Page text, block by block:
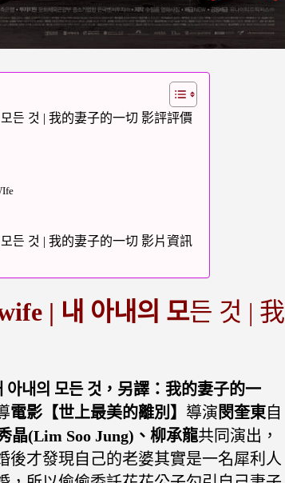
든 것 | 我的妻子的一切 影評評價
든 것 | 我的妻子的一切 影片資訊
| 내 아내의 모든 것 | 我
내의 모든 것，另譯：我的妻子的一
電影【世上最美的離別】 導演 閔奎東自
晶(Lim Soo Jung)、柳承龍共同演出，
後才發現自己的老婆其實是一名犀利人